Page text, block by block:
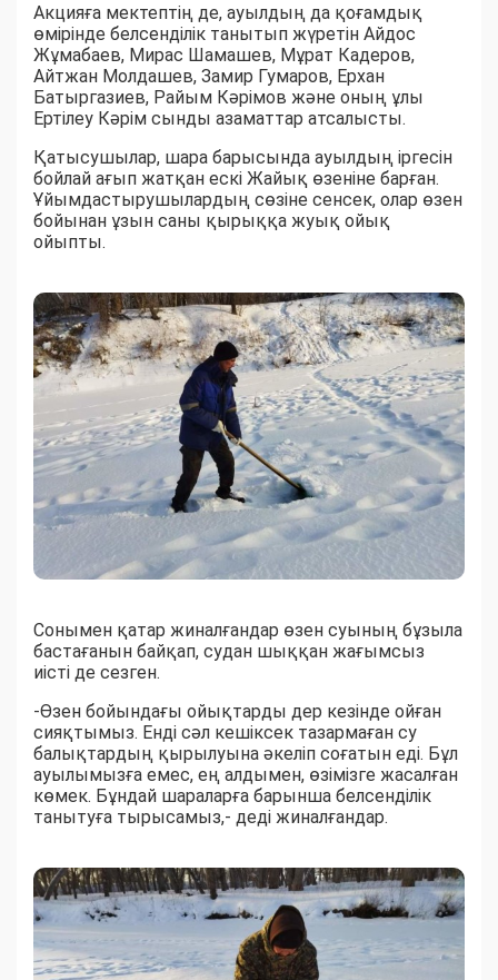
Акцияға мектептің де, ауылдың да қоғамдық
өмірінде белсенділік танытып жүретін Айдос
Жұмабаев, Мирас Шамашев, Мұрат Кадеров,
Айтжан Молдашев, Замир Гумаров, Ерхан
Батыргазиев, Райым Кәрімов және оның ұлы
Ертілеу Кәрім сынды азаматтар атсалысты.
Қатысушылар, шара барысында ауылдың іргесін
бойлай ағып жатқан ескі Жайық өзеніне барған.
Ұйымдастырушылардың сөзіне сенсек, олар өзен
бойынан ұзын саны қырыққа жуық ойық
ойыпты.
Сонымен қатар жиналғандар өзен суының бұзыла
бастағанын байқап, судан шыққан жағымсыз
иісті де сезген.
-Өзен бойындағы ойықтарды дер кезінде ойған
сияқтымыз. Енді сәл кешіксек тазармаған су
балықтардың қырылуына әкеліп соғатын еді. Бұл
ауылымызға емес, ең алдымен, өзімізге жасалған
көмек. Бұндай шараларға барынша белсенділік
танытуға тырысамыз,- деді жиналғандар.